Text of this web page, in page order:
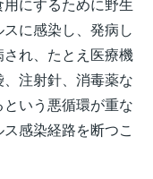
にするために野生
に感染し、発病し
れ、たとえ医療機
注射針、消毒薬な
いう悪循環が重な
感染経路を断つこ